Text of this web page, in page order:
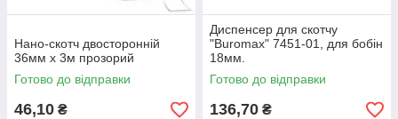
Нано-скотч двосторонній
36мм х 3м прозорий
Готово до відправки
46,10 ₴
Диспенсер для скотчу
"Buromax" 7451-01, для бобін
18мм.
Готово до відправки
136,70 ₴